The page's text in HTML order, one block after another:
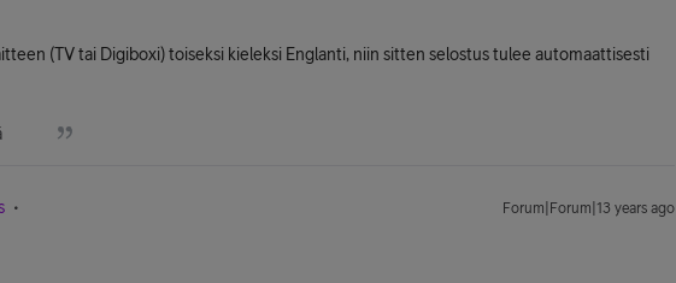
(TV tai Digiboxi) toiseksi kieleksi Englanti, niin sitten selostus tulee automaattisesti
Forum|Forum|13 years ago